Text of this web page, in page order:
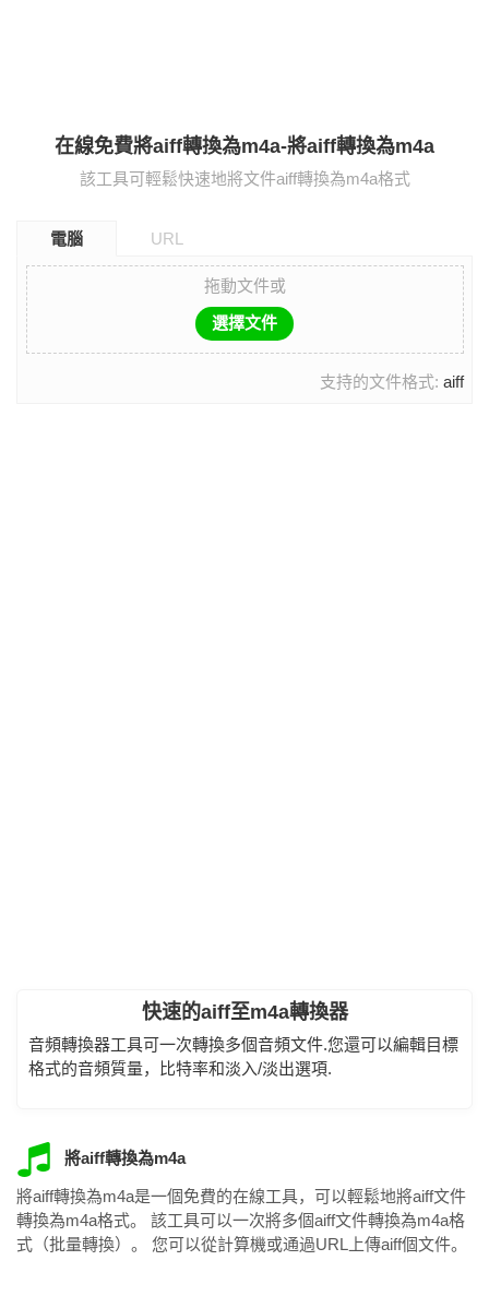
在線免費將aiff轉換為m4a-將aiff轉換為m4a
該工具可輕鬆快速地將文件aiff轉換為m4a格式
電腦 URL
拖動文件或
選擇文件
支持的文件格式: aiff
快速的aiff至m4a轉換器
音頻轉換器工具可一次轉換多個音頻文件.您還可以編輯目標
格式的音頻質量，比特率和淡入/淡出選項.
將aiff轉換為m4a
將aiff轉換為m4a是一個免費的在線工具，可以輕鬆地將aiff文件
轉換為m4a格式。 該工具可以一次將多個aiff文件轉換為m4a格
式（批量轉換）。 您可以從計算機或通過URL上傳aiff個文件。